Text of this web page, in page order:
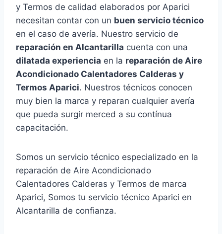
y Termos de calidad elaborados por Aparici
necesitan contar con un buen servicio técnico
en el caso de avería. Nuestro servicio de
reparación en Alcantarilla cuenta con una
dilatada experiencia en la reparación de Aire
Acondicionado Calentadores Calderas y
Termos Aparici. Nuestros técnicos conocen
muy bien la marca y reparan cualquier avería
que pueda surgir merced a su contínua
capacitación.
Somos un servicio técnico especializado en la
reparación de Aire Acondicionado
Calentadores Calderas y Termos de marca
Aparici, Somos tu servicio técnico Aparici en
Alcantarilla de confianza.